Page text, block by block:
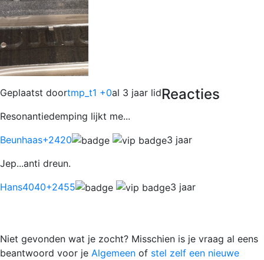
Geplaatst doortmp_t1 +0al 3 jaar lidReacties
Resonantiedemping lijkt me...
Beunhaas+2420
3 jaar
Jep...anti dreun.
Hans4040+2455 3 jaar
Niet gevonden wat je zocht? Misschien is je vraag al eens
beantwoord voor je Algemeen of stel zelf een nieuwe